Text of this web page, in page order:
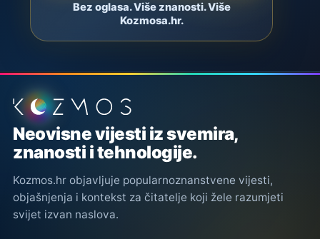
Bez oglasa. Više znanosti. Više
Kozmosa.hr.
Podnožje stranice
Neovisne vijesti iz svemira,
znanosti i tehnologije.
Kozmos.hr objavljuje popularnoznanstvene vijesti,
objašnjenja i kontekst za čitatelje koji žele razumjeti
svijet izvan naslova.